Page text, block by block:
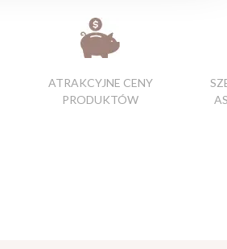
ATRAKCYJNE CENY
PRODUKTÓW